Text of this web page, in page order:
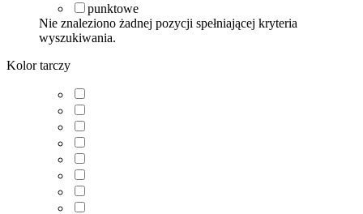
punktowe
Nie znaleziono żadnej pozycji spełniającej kryteria
wyszukiwania.
Kolor tarczy